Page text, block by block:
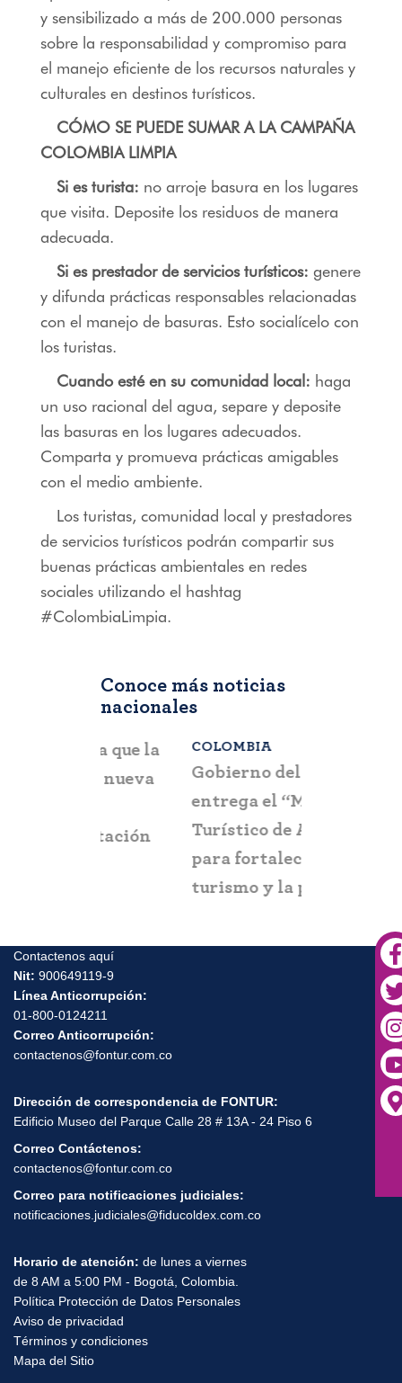
y sensibilizado a más de 200.000 personas
sobre la responsabilidad y compromiso para
el manejo eficiente de los recursos naturales y
culturales en destinos turísticos.
CÓMO SE PUEDE SUMAR A LA CAMPAÑA
COLOMBIA LIMPIA
Si es turista: no arroje basura en los lugares
que visita. Deposite los residuos de manera
adecuada.
Si es prestador de servicios turísticos: genere
y difunda prácticas responsables relacionadas
con el manejo de basuras. Esto socialícelo con
los turistas.
Cuando esté en su comunidad local: haga
un uso racional del agua, separe y deposite
las basuras en los lugares adecuados.
Comparta y promueva prácticas amigables
con el medio ambiente.
Los turistas, comunidad local y prestadores
de servicios turísticos podrán compartir sus
buenas prácticas ambientales en redes
sociales utilizando el hashtag
#ColombiaLimpia.
Conoce más noticias
nacionales
COLOMBIA
Gobierno del Progreso
entrega el “Mirador
Turístico de Arboletes”
para fortalecer el
turismo y la paz en el
Contactenos aquí
Nit:900649119-9
Línea Anticorrupción:
01-800-0124211
Correo Anticorrupción:
Dirección de correspondencia de FONTUR:
Edificio Museo del Parque Calle 28 # 13A - 24 Piso 6
Correo Contáctenos:
contactenos@fontur.com.co
Correo para notificaciones judiciales:
Horario de atención:de lunes a viernes
de 8 AM a 5:00 PM - Bogotá, Colombia.
Política Protección de Datos Personales
Aviso de privacidad
Términos y condiciones